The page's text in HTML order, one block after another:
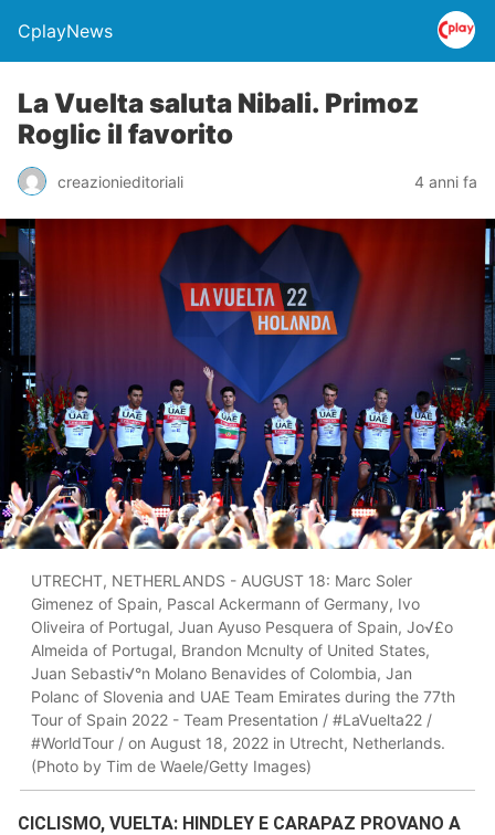
CplayNews
La Vuelta saluta Nibali. Primoz
Roglic il favorito
creazionieditoriali 4 anni fa
UTRECHT, NETHERLANDS - AUGUST 18: Marc Soler
Gimenez of Spain, Pascal Ackermann of Germany, Ivo
Oliveira of Portugal, Juan Ayuso Pesquera of Spain, Jo√£o
Almeida of Portugal, Brandon Mcnulty of United States,
Juan Sebasti√°n Molano Benavides of Colombia, Jan
Polanc of Slovenia and UAE Team Emirates during the 77th
Tour of Spain 2022 - Team Presentation / #LaVuelta22 /
#WorldTour / on August 18, 2022 in Utrecht, Netherlands.
(Photo by Tim de Waele/Getty Images)
CICLISMO, VUELTA: HINDLEY E CARAPAZ PROVANO A